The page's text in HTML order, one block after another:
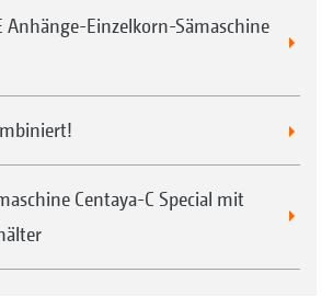
Anhänge-Einzelkorn-Sämaschine
Centaya-C Special mit